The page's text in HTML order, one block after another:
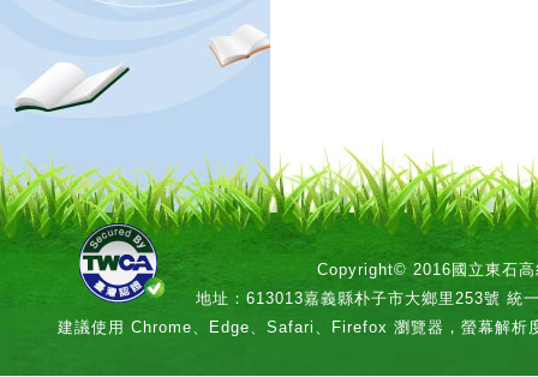
Copyright© 2016國立東石高
地址：613013嘉義縣朴子市大鄉里253號 統
建議使用 Chrome、Edge、Safari、Firefox 瀏覽器，螢幕解